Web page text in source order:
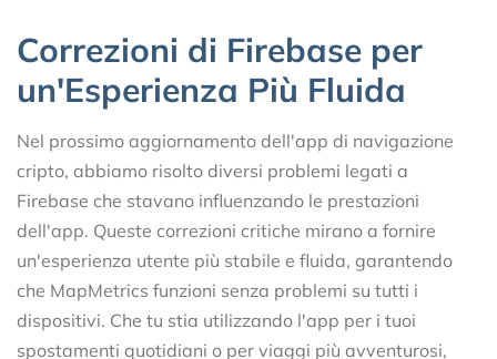
Correzioni di Firebase per
un'Esperienza Più Fluida
Nel prossimo aggiornamento dell'app di navigazione
cripto, abbiamo risolto diversi problemi legati a
Firebase che stavano influenzando le prestazioni
dell'app. Queste correzioni critiche mirano a fornire
un'esperienza utente più stabile e fluida, garantendo
che MapMetrics funzioni senza problemi su tutti i
dispositivi. Che tu stia utilizzando l'app per i tuoi
spostamenti quotidiani o per viaggi più avventurosi,